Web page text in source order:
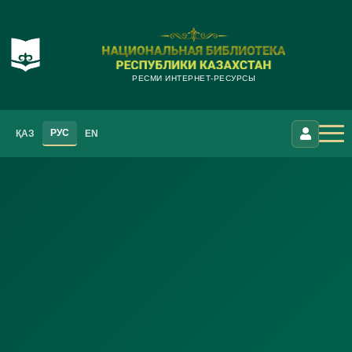
РЕСМИ ИНТЕРНЕТ-РЕСУРСЫ
ҚАЗ РУС EN